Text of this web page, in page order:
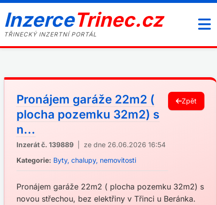
InzerceTrinec.cz
TŘINECKÝ INZERTNÍ PORTÁL
Pronájem garáže 22m2 (
plocha pozemku 32m2) s
n...
Inzerát č. 139889 | ze dne 26.06.2026 16:54
Kategorie: Byty, chalupy, nemovitosti
Zpět
Pronájem garáže 22m2 ( plocha pozemku 32m2) s
novou střechou, bez elektřiny v Třinci u Beránka.